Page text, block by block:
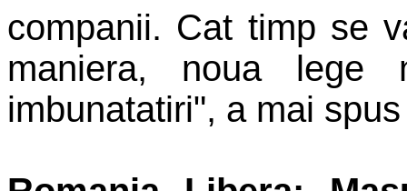
companii. Cat timp se
maniera, noua
imbunatatiri", a mai